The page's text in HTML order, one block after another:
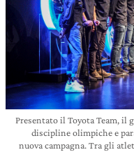
Presentato il Toyota Team, il
discipline olimpiche e
nuova campagna. Tra gli